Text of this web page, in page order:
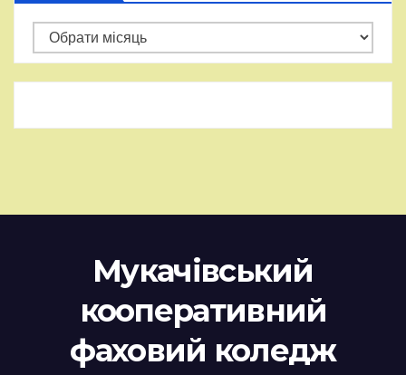
Архіви
Мукачівський
кооперативний
фаховий коледж